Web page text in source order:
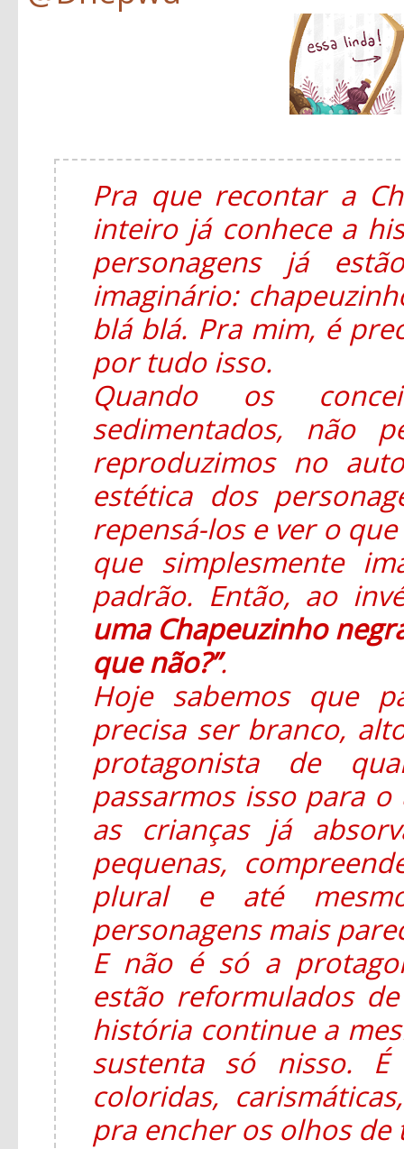
Pra que recontar a
inteiro já conhece a
personagens já
imaginário:
blá blá. Pra mim, é
por tudo isso.
Quando os
sedimentados, não
reproduzimos no
estética dos
repensá-los e ver o
que simplesmente
padrão. Então, ao
uma Chapeuzinho
que não?”.
Hoje sabemos que
precisa ser branco,
protagonista de
passarmos isso para
as crianças já
pequenas,
plural e até
personagens mais
E não é só a
estão reformulados
história continue a
sustenta só nisso. É
coloridas,
pra encher os olhos